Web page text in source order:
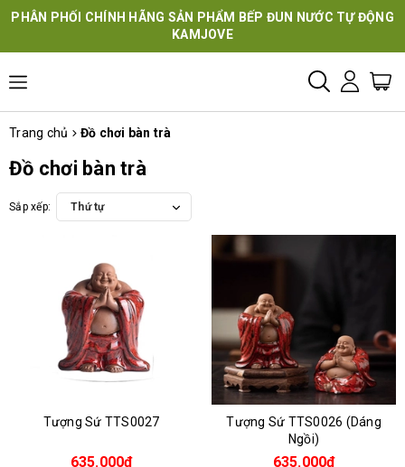
PHÂN PHỐI CHÍNH HÃNG SẢN PHẨM BẾP ĐUN NƯỚC TỰ ĐỘNG
KAMJOVE
Trang chủ Đồ chơi bàn trà
Đồ chơi bàn trà
Sắp xếp: Thứ tự
Tượng Sứ TTS0027
635.000₫
Tượng Sứ TTS0026 (Dáng
Ngồi)
635.000₫